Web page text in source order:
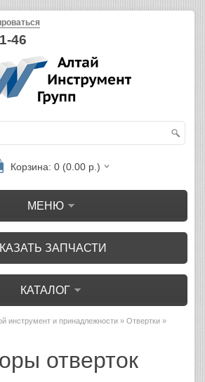
46
Корзина: 0 (0.00 р.)
МЕНЮ
ЗАПЧАСТИ
КАТАЛОГ
инструмент и принадлежности » Отвертки »
отверток